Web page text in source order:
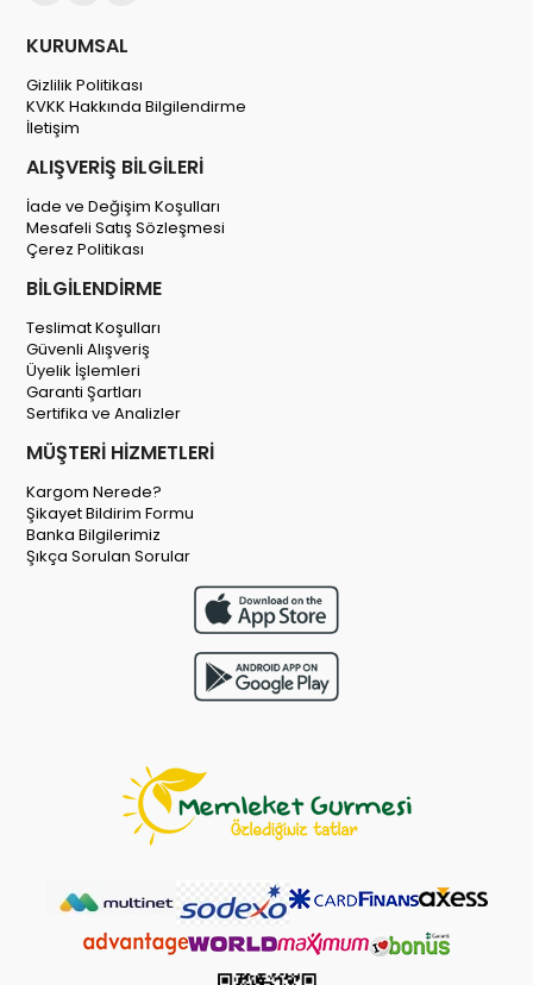
KURUMSAL
Gizlilik Politikası
KVKK Hakkında Bilgilendirme
İletişim
ALIŞVERİŞ BİLGİLERİ
İade ve Değişim Koşulları
Mesafeli Satış Sözleşmesi
Çerez Politikası
BİLGİLENDİRME
Teslimat Koşulları
Güvenli Alışveriş
Üyelik İşlemleri
Garanti Şartları
Sertifika ve Analizler
MÜŞTERİ HİZMETLERİ
Kargom Nerede?
Şikayet Bildirim Formu
Banka Bilgilerimiz
Şıkça Sorulan Sorular